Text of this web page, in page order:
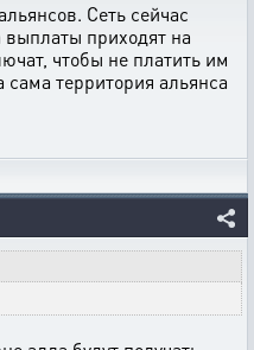
Сеть сейчас
выплаты приходят на
чтобы не платить им
территория альянса